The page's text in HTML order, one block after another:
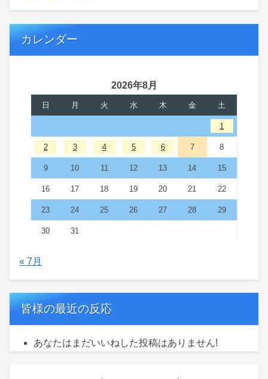
カレンダー
2026年8月
日 月 火 水 木 金 土
1
2 3 4 5 6 7 8
9 10 11 12 13 14 15
16 17 18 19 20 21 22
23 24 25 26 27 28 29
30 31
« 7月
皆様の最近の反応
あなたはまだいいねした投稿はありません!